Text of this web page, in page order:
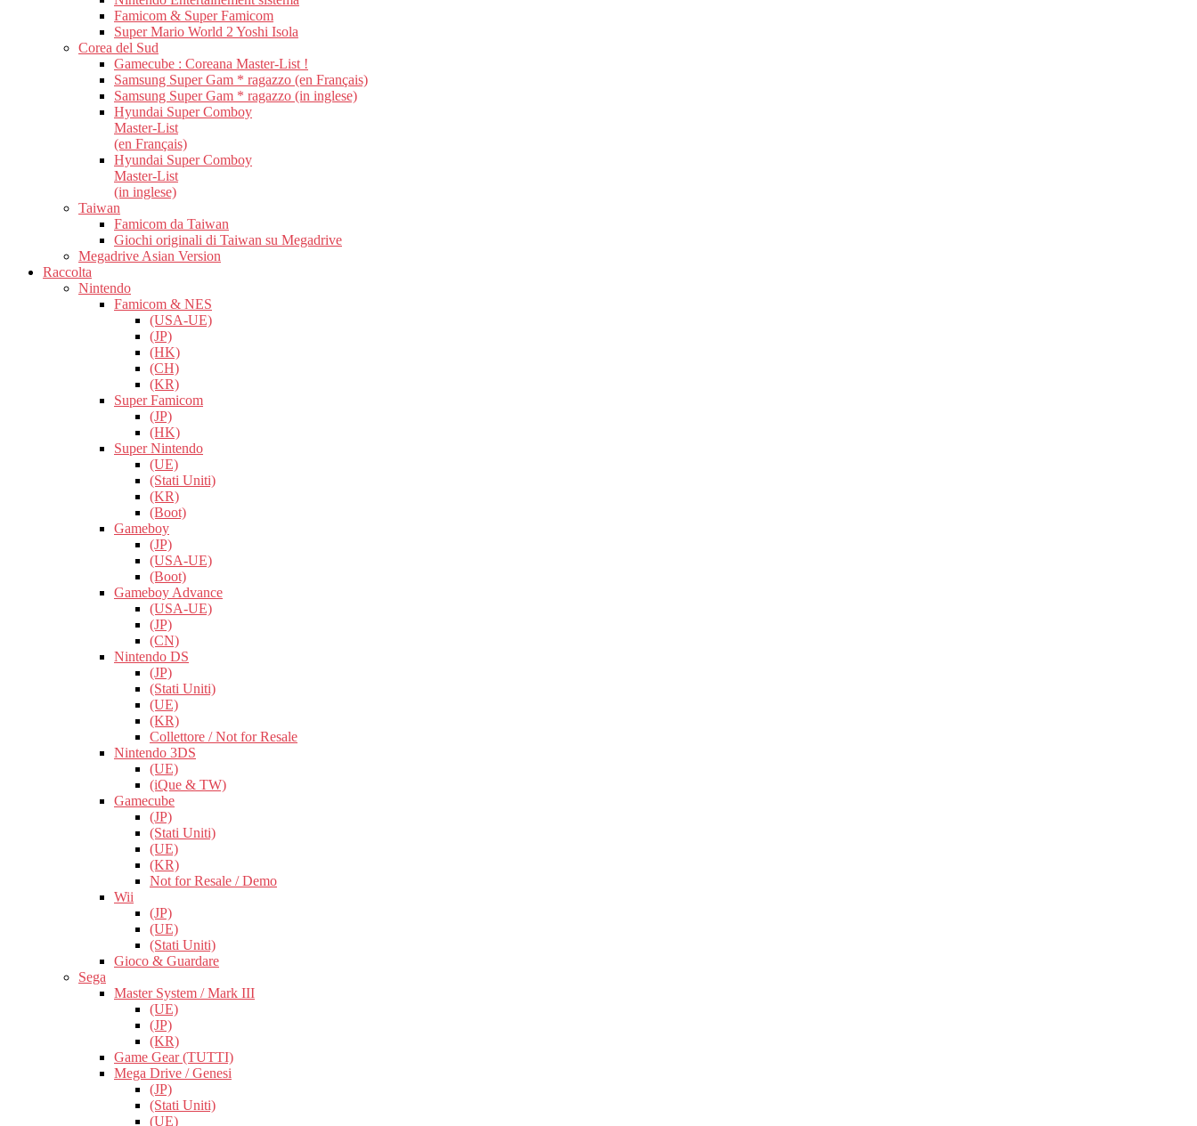
Famicom & Super Famicom
Super Mario World 2 Yoshi Isola
Corea del Sud
Gamecube : Coreana Master-List !
Samsung Super Gam * ragazzo (en Français)
Samsung Super Gam * ragazzo (in inglese)
Hyundai Super Comboy
Master-List
(en Français)
Hyundai Super Comboy
Master-List
(in inglese)
Taiwan
Famicom da Taiwan
Giochi originali di Taiwan su Megadrive
Megadrive Asian Version
Raccolta
Nintendo
Famicom & NES
(USA-UE)
(JP)
(HK)
(CH)
(KR)
Super Famicom
(JP)
(HK)
Super Nintendo
(UE)
(Stati Uniti)
(KR)
(Boot)
Gameboy
(JP)
(USA-UE)
(Boot)
Gameboy Advance
(USA-UE)
(JP)
(CN)
Nintendo DS
(JP)
(Stati Uniti)
(UE)
(KR)
Collettore / Not for Resale
Nintendo 3DS
(UE)
(iQue & TW)
Gamecube
(JP)
(Stati Uniti)
(UE)
(KR)
Not for Resale / Demo
Wii
(JP)
(UE)
(Stati Uniti)
Gioco & Guardare
Sega
Master System / Mark III
(UE)
(JP)
(KR)
Game Gear (TUTTI)
Mega Drive / Genesi
(JP)
(Stati Uniti)
(UE)